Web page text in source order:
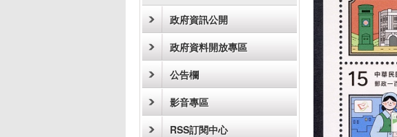
政府資訊公開
政府資料開放專區
公告欄
影音專區
RSS訂閱中心